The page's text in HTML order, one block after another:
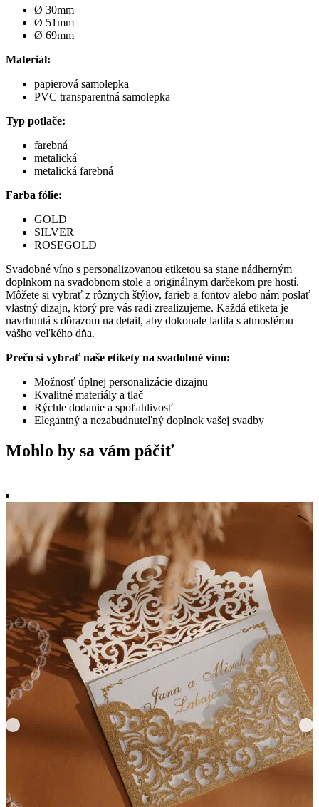
Ø 30mm
Ø 51mm
Ø 69mm
Materiál:
papierová samolepka
PVC transparentná samolepka
Typ potlače:
farebná
metalická
metalická farebná
Farba fólie:
GOLD
SILVER
ROSEGOLD
Svadobné víno s personalizovanou etiketou sa stane nádherným
doplnkom na svadobnom stole a originálnym darčekom pre hostí.
Môžete si vybrať z rôznych štýlov, farieb a fontov alebo nám poslať
vlastný dizajn, ktorý pre vás radi zrealizujeme. Každá etiketa je
navrhnutá s dôrazom na detail, aby dokonale ladila s atmosférou
vášho veľkého dňa.
Prečo si vybrať naše etikety na svadobné víno:
Možnosť úplnej personalizácie dizajnu
Kvalitné materiály a tlač
Rýchle dodanie a spoľahlivosť
Elegantný a nezabudnuteľný doplnok vašej svadby
Mohlo by sa vám páčiť